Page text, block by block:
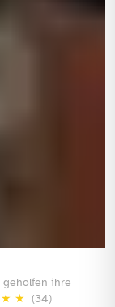
geholfen ihre
★ ★ (34)